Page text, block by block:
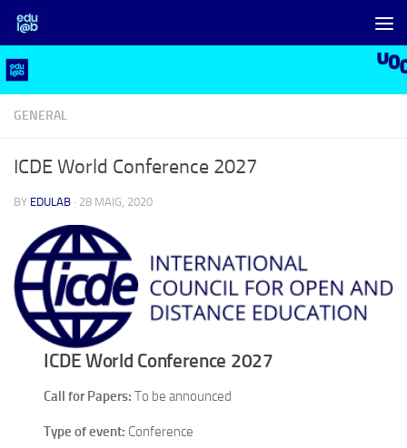
Skip to content
GENERAL
ICDE World Conference 2027
BY EDULAB · 28 MAIG, 2020
ICDE World Conference 2027
Call for Papers: To be announced
Type of event: Conference